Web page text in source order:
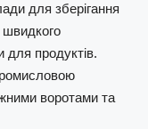
для зберігання
для продуктів.
воротами та